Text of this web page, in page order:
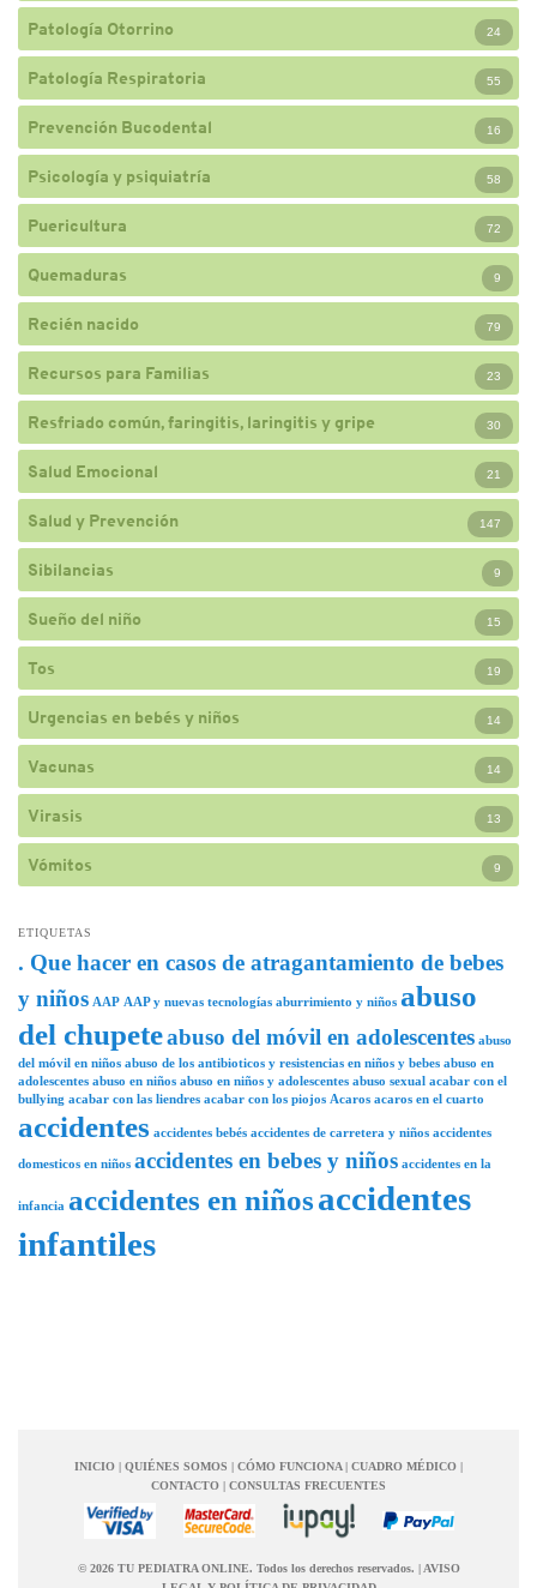
Patología Otorrino 24
Patología Respiratoria 55
Prevención Bucodental 16
Psicología y psiquiatría 58
Puericultura 72
Quemaduras 9
Recién nacido 79
Recursos para Familias 23
Resfriado común, faringitis, laringitis y gripe 30
Salud Emocional 21
Salud y Prevención 147
Sibilancias 9
Sueño del niño 15
Tos 19
Urgencias en bebés y niños 14
Vacunas 14
Virasis 13
Vómitos 9
ETIQUETAS
. Que hacer en casos de atragantamiento de bebes
y niños AAP AAP y nuevas tecnologías aburrimiento y niños abuso
del chupeteabuso del móvil en adolescentes abuso
del móvil en niños abuso de los antibioticos y resistencias en niños y bebes abuso en
adolescentes abuso en niños abuso en niños y adolescentes abuso sexual acabar con el
bullying acabar con las liendres acabar con los piojos Acaros acaros en el cuarto
accidentes accidentes bebés accidentes de carretera y niños accidentes
domesticos en niños accidentes en bebes y niños accidentes en la
infancia accidentes en niñosaccidentes
infantiles
INICIO | QUIÉNES SOMOS | CÓMO FUNCIONA | CUADRO MÉDICO |
CONTACTO | CONSULTAS FRECUENTES
© 2026 TU PEDIATRA ONLINE. Todos los derechos reservados. | AVISO